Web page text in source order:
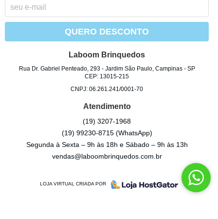
QUERO DESCONTO
Laboom Brinquedos
Rua Dr. Gabriel Penteado, 293- Jardim São Paulo, Campinas- SP
CEP: 13015-215
CNPJ: 06.261.241/0001-70
Atendimento
(19) 3207-1968
(19) 99230-8715 (WhatsApp)
Segunda à Sexta – 9h às 18h e Sábado – 9h às 13h
vendas@laboombrinquedos.com.br
LOJA VIRTUAL CRIADA POR